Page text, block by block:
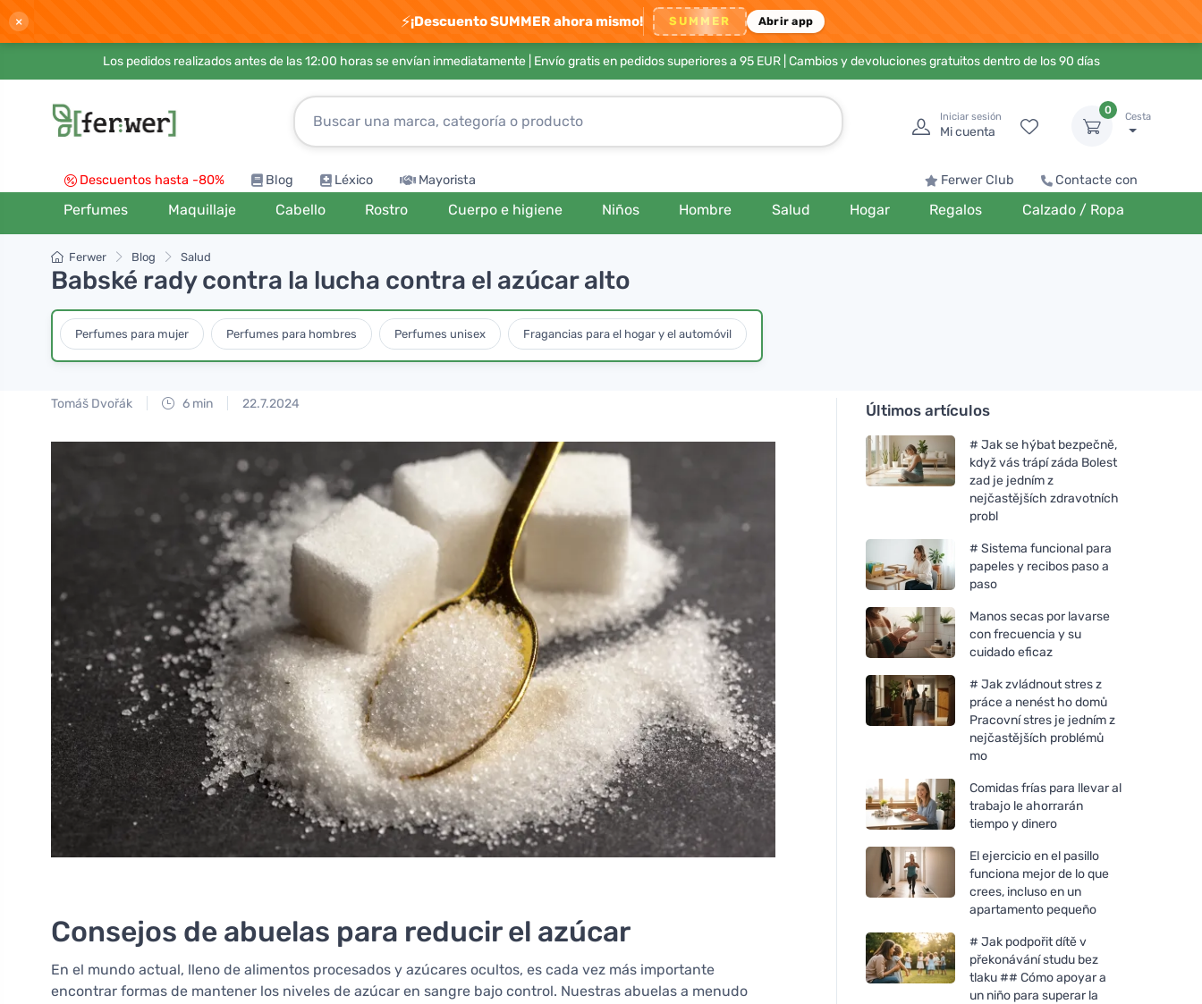
× ⚡¡Descuento SUMMER ahora mismo! SUMMER Abrir app
Los pedidos realizados antes de las 12:00 horas se envían inmediatamente | Envío gratis en pedidos superiores a 95 EUR| Cambios y devoluciones gratuitos dentro de los 90 días
Iniciar sesión
Mi cuenta
0
Cesta
Descuentos hasta -80% Blog Léxico Mayorista Ferwer Club Contacte con
Perfumes Maquillaje Cabello Rostro Cuerpo e higiene Niños Hombre Salud Hogar Regalos Calzado / Ropa
Ferwer Blog Salud
Babské rady contra la lucha contra el azúcar alto
Perfumes para mujer Perfumes para hombres Perfumes unisex Fragancias para el hogar y el automóvil
Tomáš Dvořák 6 min 22.7.2024
Consejos de abuelas para reducir el azúcar
En el mundo actual, lleno de alimentos procesados y azúcares ocultos, es cada vez más importante
encontrar formas de mantener los niveles de azúcar en sangre bajo control. Nuestras abuelas a menudo
Últimos artículos
# Jak se hýbat bezpečně,
když vás trápí záda Bolest
zad je jedním z
nejčastějších zdravotních
probl
# Sistema funcional para
papeles y recibos paso a
paso
Manos secas por lavarse
con frecuencia y su
cuidado eficaz
# Jak zvládnout stres z
práce a nenést ho domů
Pracovní stres je jedním z
nejčastějších problémů
mo
Comidas frías para llevar al
trabajo le ahorrarán
tiempo y dinero
El ejercicio en el pasillo
funciona mejor de lo que
crees, incluso en un
apartamento pequeño
# Jak podpořit dítě v
překonávání studu bez
tlaku ## Cómo apoyar a
un niño para superar la